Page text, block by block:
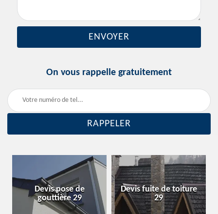
On vous rappelle gratuitement
Devis pose de
gouttière 29
Devis fuite de toiture
29